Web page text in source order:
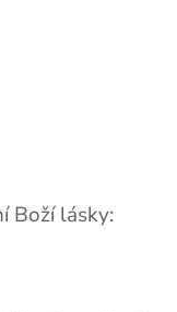
Boží lásky: